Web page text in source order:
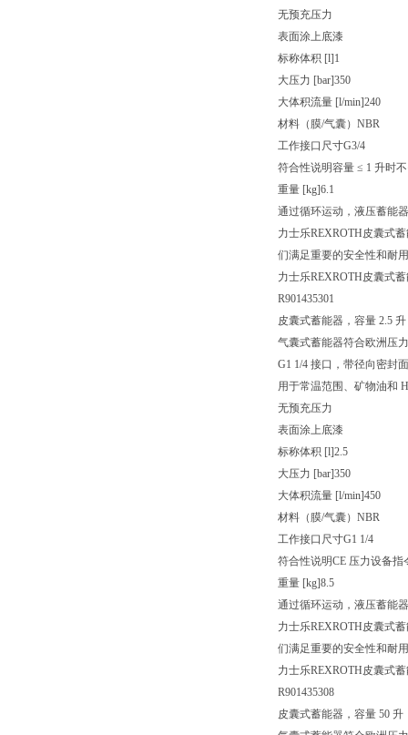
无预充压力
表面涂上底漆
标称体积 [l]1
大压力 [bar]350
大体积流量 [l/min]240
材料（膜/气囊） NBR
工作接口尺寸G3/4
符合性说明容量 ≤ 1 升时
重量 [kg]6.1
通过循环运动，液压蓄能
力士乐REXROTH皮囊式
们满足重要的安全性和耐
力士乐REXROTH皮囊式
R901435301
皮囊式蓄能器，容量 2.5
气囊式蓄能器符合欧洲压
G1 1/4 接口，带径向密封
用于常温范围、矿物油和
无预充压力
表面涂上底漆
标称体积 [l]2.5
大压力 [bar]350
大体积流量 [l/min]450
材料（膜/气囊） NBR
工作接口尺寸G1 1/4
符合性说明CE 压力设备指
重量 [kg]8.5
通过循环运动，液压蓄能
力士乐REXROTH皮囊式
们满足重要的安全性和耐
力士乐REXROTH皮囊式
R901435308
皮囊式蓄能器，容量 50